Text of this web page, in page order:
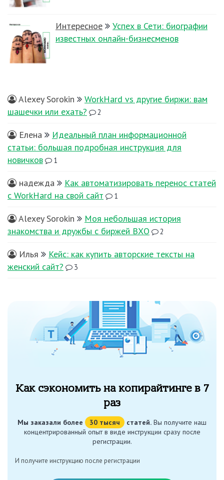
Интересное
Успех в Сети: биографии
известных онлайн-бизнесменов
Alexey Sorokin
WorkHard vs другие биржи: вам
шашечки или ехать?
2
Елена
Идеальный план информационной
статьи: большая подробная инструкция для
новичков
1
надежда
Как автоматизировать перенос статей
с WorkHard на свой сайт
1
Alexey Sorokin
Моя небольшая история
знакомства и дружбы с биржей ВХО
2
Илья
Кейс: как купить авторские тексты на
женский сайт?
3
Как сэкономить на копирайтинге в 7
раз
Мы заказали более 30 тысяч статей. Вы получите наш
концентрированный опыт в виде инструкции сразу после
регистрации.
И получите инструкцию после регистрации